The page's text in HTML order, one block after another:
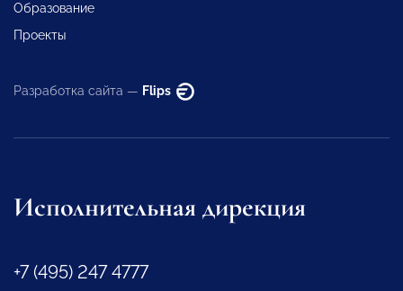
Образование
Проекты
Разработка сайта — Flips
Исполнительная дирекция
+7 (495) 247 4777